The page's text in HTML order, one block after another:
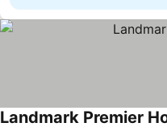
Landmark Premier